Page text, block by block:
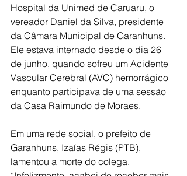
Hospital da Unimed de Caruaru, o
vereador Daniel da Silva, presidente
da Câmara Municipal de Garanhuns.
Ele estava internado desde o dia 26
de junho, quando sofreu um Acidente
Vascular Cerebral (AVC) hemorrágico
enquanto participava de uma sessão
da Casa Raimundo de Moraes.
Em uma rede social, o prefeito de
Garanhuns, Izaías Régis (PTB),
lamentou a morte do colega.